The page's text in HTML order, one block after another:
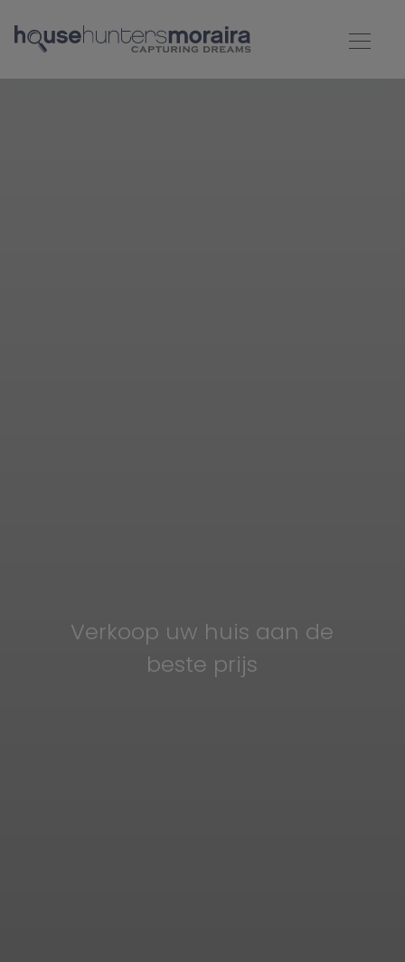
Verkoop uw huis aan de
beste prijs